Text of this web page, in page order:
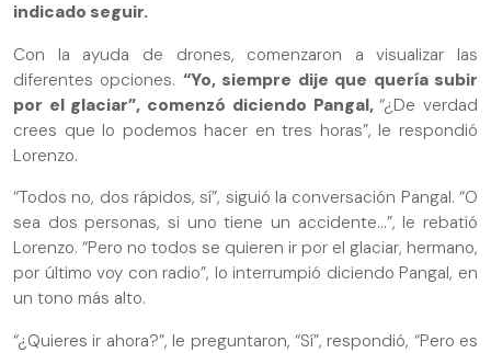
indicado seguir.
Con la ayuda de drones, comenzaron a visualizar las
diferentes opciones. “Yo, siempre dije que quería subir
por el glaciar”, comenzó diciendo Pangal,“¿De verdad
crees que lo podemos hacer en tres horas”, le respondió
Lorenzo.
“Todos no, dos rápidos, sí”, siguió la conversación Pangal. “O
sea dos personas, si uno tiene un accidente…”, le rebatió
Lorenzo. “Pero no todos se quieren ir por el glaciar, hermano,
por último voy con radio”, lo interrumpió diciendo Pangal, en
un tono más alto.
“¿Quieres ir ahora?”, le preguntaron, “Sí”, respondió, “Pero es